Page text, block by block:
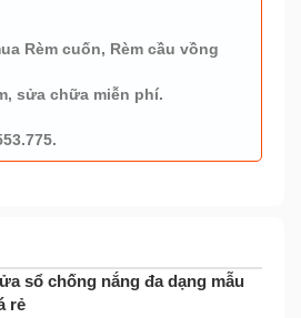
Rèm cuốn, Rèm cầu vồng
sửa chữa miễn phí.
- TƯ VẤN MIỄN PHÍ
sổ chống nắng đa dạng mẫu
rẻ